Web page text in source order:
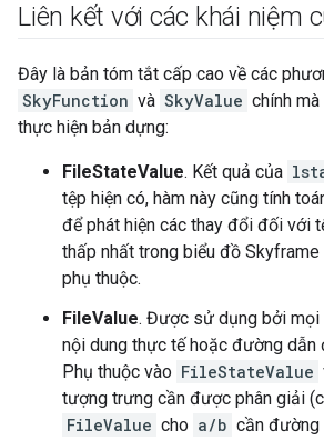
Liên kết với các khái niệm
Đây là bản tóm tắt cấp cao về các
SkyFunction và SkyValue chính
thực hiện bản dựng:
FileStateValue. Kết quả của
tệp hiện có, hàm này cũng tính
để phát hiện các thay đổi đối với
thấp nhất trong biểu đồ Skyframe
phụ thuộc.
FileValue. Được sử dụng bởi mọi
nội dung thực tế hoặc đường dẫn
Phụ thuộc vào FileStateValue
tượng trưng cần được phân giải
FileValue cho a/b cần đường